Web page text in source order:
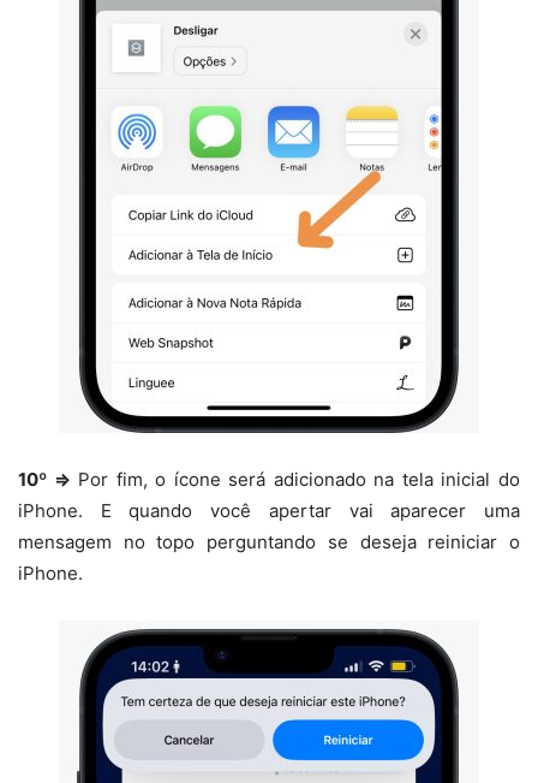
10º ⇒ Por fim, o ícone será adicionado na tela inicial do
iPhone. E quando você apertar vai aparecer uma
mensagem no topo perguntando se deseja reiniciar o
iPhone.